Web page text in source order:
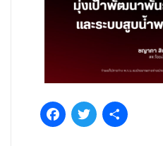
FacebookTwitter